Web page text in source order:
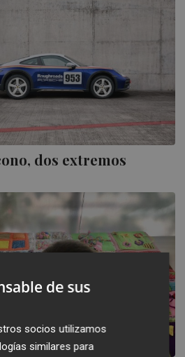
dos extremos
de sus
socios utilizamos
similares para